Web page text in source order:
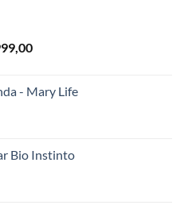
O
é:
- Mary Life
Bio Instinto